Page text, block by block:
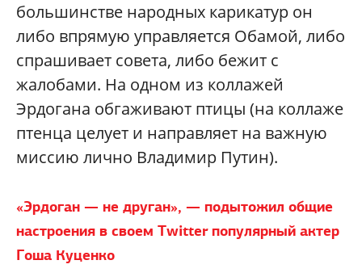
большинстве народных карикатур он
либо впрямую управляется Обамой, либо
спрашивает совета, либо бежит с
жалобами. На одном из коллажей
Эрдогана обгаживают птицы (на коллаже
птенца целует и направляет на важную
миссию лично Владимир Путин).
«Эрдоган — не друган», — подытожил общие
настроения в своем Twitter популярный актер
Гоша Куценко